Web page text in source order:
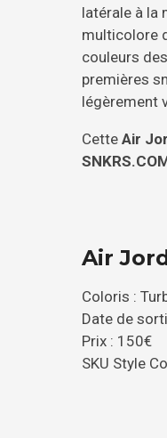
latérale à la
multicolore
couleurs
premières
légèrement
Cette Air
Air
Coloris :
Date de
Prix : 150€
SKU Style